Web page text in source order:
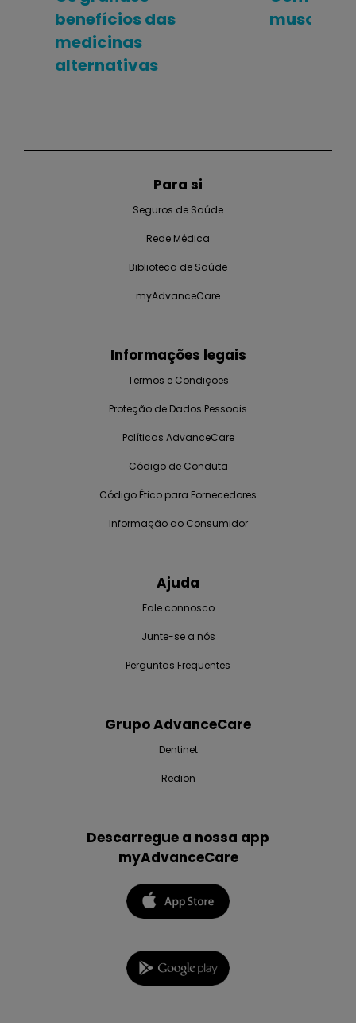
benefícios das
medicinas
alternativas
muscular
Para si
Seguros de Saúde
Rede Médica
Biblioteca de Saúde
myAdvanceCare
Informações legais
Termos e Condições
Proteção de Dados Pessoais
Políticas AdvanceCare
Código de Conduta
Código Ético para Fornecedores
Informação ao Consumidor
Ajuda
Fale connosco
Junte-se a nós
Perguntas Frequentes
Grupo AdvanceCare
Dentinet
Redion
Descarregue a nossa app
myAdvanceCare